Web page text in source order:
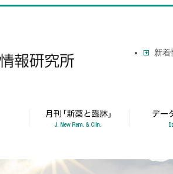
新着